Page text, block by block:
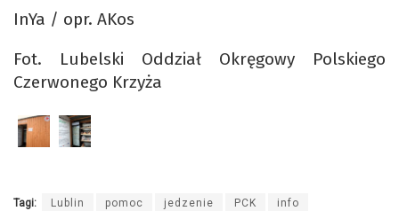
InYa / opr. AKos
Fot. Lubelski Oddział Okręgowy Polskiego
Czerwonego Krzyża
Tagi: Lublin pomoc jedzenie PCK info